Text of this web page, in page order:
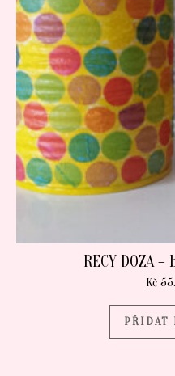
RECY DOZA
Kč
PŘIDAT